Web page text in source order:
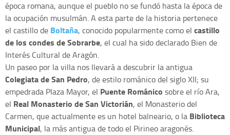
época romana, aunque el pueblo no se fundó hasta la época de
la ocupación musulmán. A esta parte de la historia pertenece
el castillo de Boltaña, conocido popularmente como el castillo
de los condes de Sobrarbe, el cual ha sido declarado Bien de
Interés Cultural de Aragón.
Un paseo por la villa nos llevará a descubrir la antigua
Colegiata de San Pedro, de estilo románico del siglo XII; su
empedrada Plaza Mayor, el Puente Románico sobre el río Ara,
el Real Monasterio de San Victorián, el Monasterio del
Carmen, que actualmente es un hotel balneario, o la Biblioteca
Municipal, la más antigua de todo el Pirineo aragonés.